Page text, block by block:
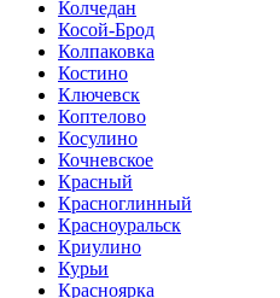
Колчедан
Косой-Брод
Колпаковка
Костино
Ключевск
Коптелово
Косулино
Кочневское
Красный
Красноглинный
Красноуральск
Криулино
Курьи
Красноярка